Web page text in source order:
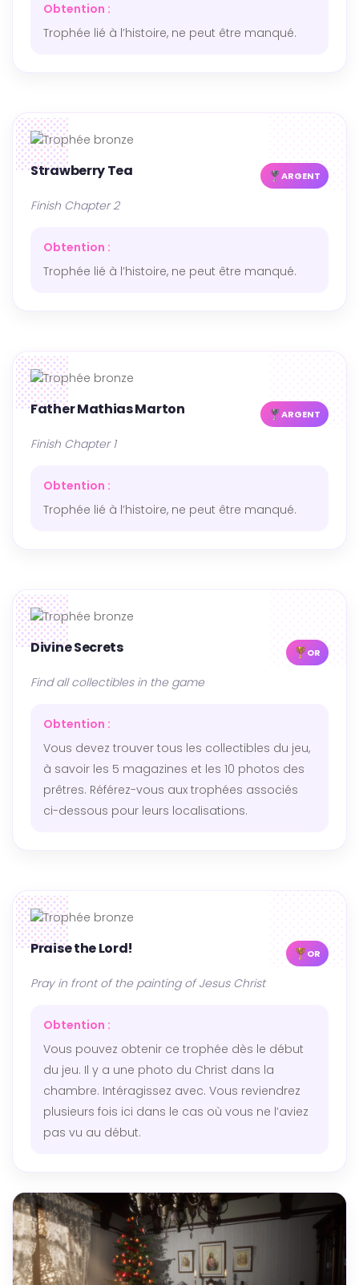
Obtention :
Trophée lié à l’histoire, ne peut être manqué.
Strawberry Tea ARGENT
Finish Chapter 2
Obtention :
Trophée lié à l’histoire, ne peut être manqué.
Father Mathias Marton ARGENT
Finish Chapter 1
Obtention :
Trophée lié à l’histoire, ne peut être manqué.
Divine Secrets OR
Find all collectibles in the game
Obtention :
Vous devez trouver tous les collectibles du jeu,
à savoir les 5 magazines et les 10 photos des
prêtres. Référez-vous aux trophées associés
ci-dessous pour leurs localisations.
Praise the Lord! OR
Pray in front of the painting of Jesus Christ
Obtention :
Vous pouvez obtenir ce trophée dès le début
du jeu. Il y a une photo du Christ dans la
chambre. Intéragissez avec. Vous reviendrez
plusieurs fois ici dans le cas où vous ne l’aviez
pas vu au début.